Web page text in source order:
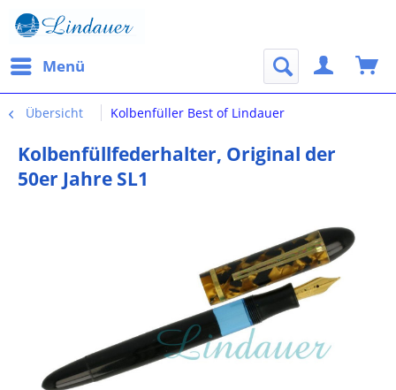
Menü
Übersicht Kolbenfüller Best of Lindauer
Kolbenfüllfederhalter, Original der
50er Jahre SL1